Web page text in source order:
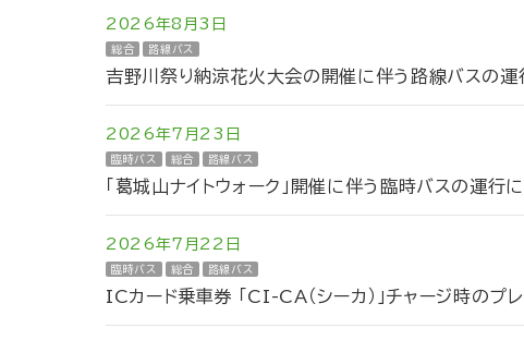
2026年8月3日
総合 路線バス
吉野川祭り納涼花火大会の開催に伴う路線バス
2026年7月23日
臨時バス 総合 路線バス
「葛城山ナイトウォーク」開催に伴う臨時バスの運行
2026年7月22日
臨時バス 総合 路線バス
ICカード乗車券 「CI-CA（シーカ）」チャージ時の